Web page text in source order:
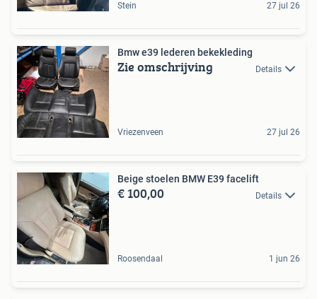
Stein 27 jul 26
Bmw e39 lederen bekekleding
Zie omschrijving Details
Vriezenveen 27 jul 26
Beige stoelen BMW E39 facelift
€ 100,00 Details
Roosendaal 1 jun 26